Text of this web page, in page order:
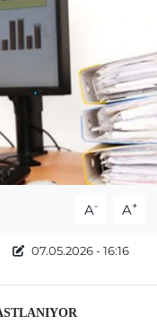
A- A+
07.05.2026 - 16:16